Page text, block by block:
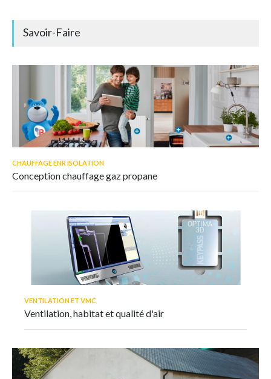
Savoir-Faire
CHAUFFAGE ENR ISOLATION
Conception chauffage gaz propane
VENTILATION ET VMC
Ventilation, habitat et qualité d'air